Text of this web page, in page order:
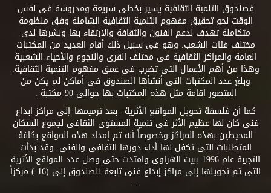
فصندوق التنمية الثقافية يسير بخطى سريعة ومدروسة فى نفس
الوقت نحو تحقيق مفهوم التنمية الثقافية الشاملة وفق منظومة
متكاملة تهدف لدعم الفنون والثقافة والارتقاء بها ونشرها لدى
مختلف فئات الشعب. وهو فى سبيل ذلك أقام العديد من المكتبات
العامة والمراكز الثقافية فى مختلف القرى والنجوع والأحياء الشعبية
وهذا من أهم الأعمال التى تضرب فى عمق مفهوم التنمية الثقافية.
وبلغ عدد المكتبات التى أنشأها الصندوق فى أماكن لم يكن من
المتصور إقامة مثل هذه المكتبات بها حوالى 90 مكتبة .
كما أن فلسفة تحويل المواقع الأثرية –بعد ترميمها–إلى مراكز إبداع
فنى كان لها عظيم الأثر فى تنمية المستوى الثقافى لجموع السكان
المحيطين بهذه المراكز وخصوصاً أنه تم إمداد هذه المواقع بكافة
المتطلبات التى تكفل لها أداء دورها الثقافى والفنى. وقد بدأت
التجربة عام 1996 ببيت الهراوى وامتدت حتى وصل عدد المواقع الأثرية
التى تم تحويلها إلى مراكز إبداع فنى تابعة للصندوق إلى (16 ) مركزاً
.. .